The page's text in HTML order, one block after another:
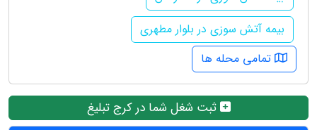
بیمه آتش سوزی در بلوار مطهری
تمامی محله ها
ثبت شغل شما در کرج تبلیغ